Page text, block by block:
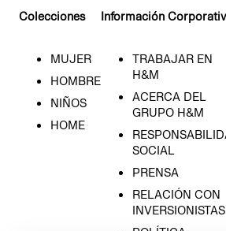
Colecciones
MUJER
HOMBRE
NIÑOS
HOME
Información
TRABAJAR EN
H&M
ACERCA DEL
GRUPO H&M
SOCIAL
PRENSA
RELACIÓN CON
INVERSIONISTAS